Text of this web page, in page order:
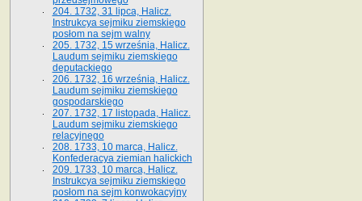
204. 1732, 31 lipca, Halicz.
Instrukcya sejmiku ziemskiego
posłom na sejm walny
205. 1732, 15 września, Halicz.
Laudum sejmiku ziemskiego
deputackiego
206. 1732, 16 września, Halicz.
Laudum sejmiku ziemskiego
gospodarskiego
207. 1732, 17 listopada, Halicz.
Laudum sejmiku ziemskiego
relacyjnego
208. 1733, 10 marca, Halicz.
Konfederacya ziemian halickich­
209. 1733, 10 marca, Halicz.
Instrukcya sejmiku ziemskiego
posłom na sejm konwokacyjny